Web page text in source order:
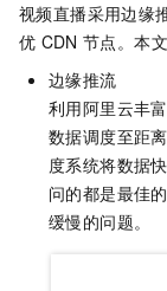
视频直播采用边缘
优 CDN 节点。本
边缘推流
利用阿里云丰
数据调度至距
度系统将数据
问的都是最佳
缓慢的问题。